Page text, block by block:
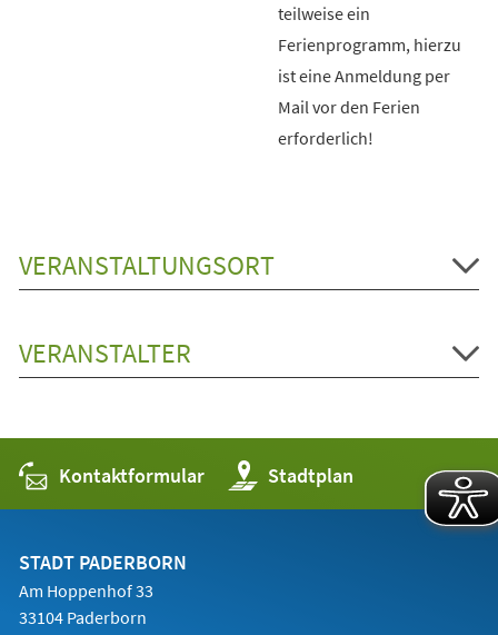
teilweise ein
Ferienprogramm, hierzu
ist eine Anmeldung per
Mail vor den Ferien
erforderlich!
VERANSTALTUNGSORT
VERANSTALTER
Kontaktformular Stadtplan
(Öffnet
in
einem
STADT PADERBORN
Am Hoppenhof 33
33104 Paderborn